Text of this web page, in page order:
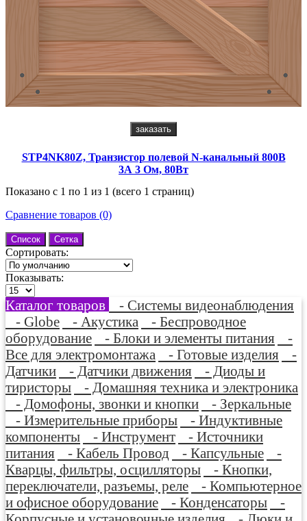
заказать
STP4NK80Z, Транзистор полевой N-канальный 800В
3А 3 Ом, 80Вт
Показано с 1 по 1 из 1 (всего 1 страниц)
Сравнение товаров (0)
Список Сетка
Сортировать:
Показывать:
Каталог товаров
- Системы видеонаблюдения
- Globe
- Акустика
- Беспроводное
оборудование
- Блоки и элементы питания
-
Все для электромонтажа
- Готовые изделия
-
Датчики
- Датчики движения
- Диоды и
тиристоры
- Домашняя техника и электроника
- Домофоны, звонки и кнопки
- Зеркальные
- Измерительные приборы
- Индуктивные
компоненты
- Инструмент
- Источники
питания
- Кабель Провод - Капсульные
-
Кварцы, фильтры, осцилляторы
- Кнопки,
переключатели, разъемы, реле
- Компьютерное
и офисное оборудование
- Конденсаторы
-